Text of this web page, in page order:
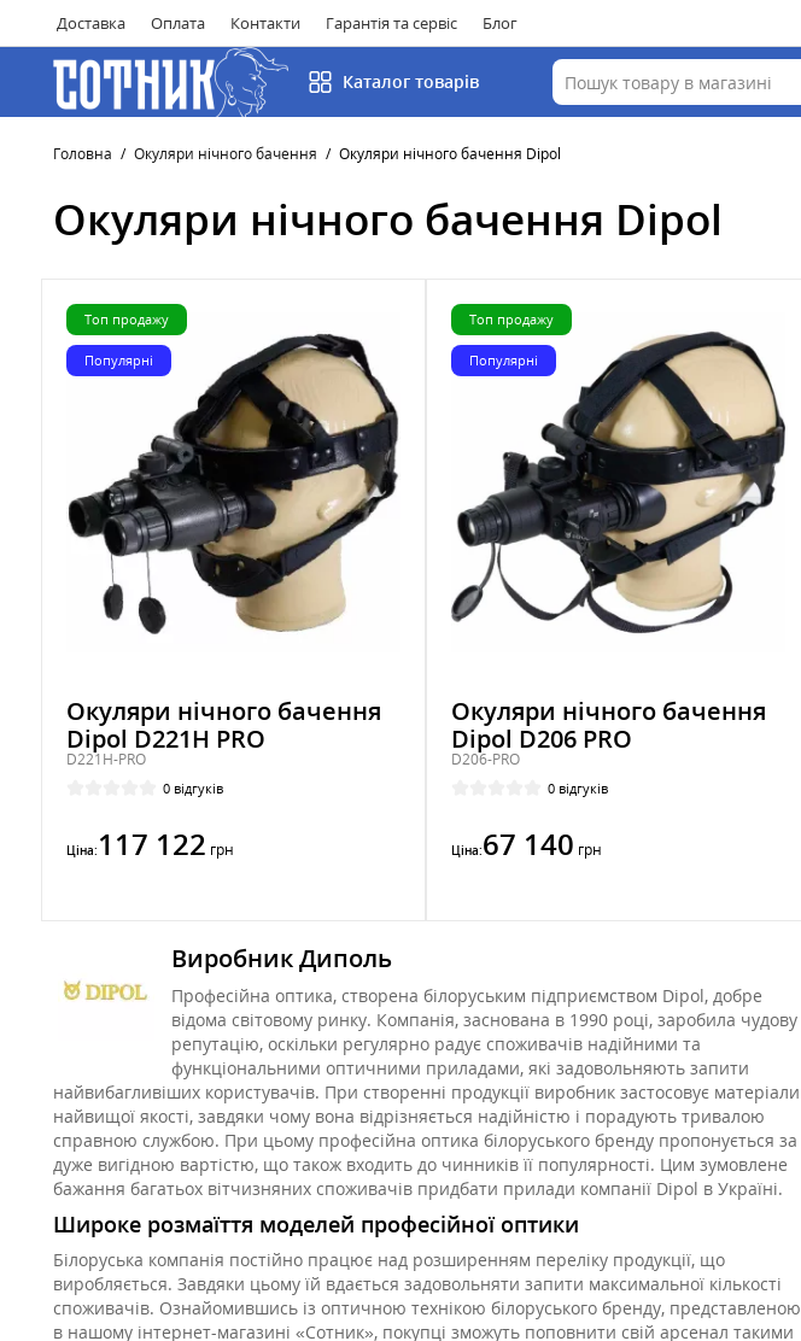
Доставка Оплата Контакти Гарантія та сервіс Блог
Каталог товарів
Головна Окуляри нічного бачення Окуляри нічного бачення Dipol
Окуляри нічного бачення Dipol
Топ продажу
Популярні
Окуляри нічного бачення
Dipol D221H PRO
D221H-PRO
0 відгуків
Ціна: 117 122 грн
Топ продажу
Популярні
Окуляри нічного бачення
Dipol D206 PRO
D206-PRO
0 відгуків
Ціна:67 140 грн
Виробник Диполь
Професійна оптика, створена білоруським підприємством Dipol, добре
відома світовому ринку. Компанія, заснована в 1990 році, заробила чудову
репутацію, оскільки регулярно радує споживачів надійними та
функціональними оптичними приладами, які задовольняють запити
найвибагливіших користувачів. При створенні продукції виробник застосовує матеріали
найвищої якості, завдяки чому вона відрізняється надійністю і порадують тривалою
справною службою. При цьому професійна оптика білоруського бренду пропонується за
дуже вигідною вартістю, що також входить до чинників її популярності. Цим зумовлене
бажання багатьох вітчизняних споживачів придбати прилади компанії Dipol в Україні.
Широке розмаїття моделей професійної оптики
Білоруська компанія постійно працює над розширенням переліку продукції, що
виробляється. Завдяки цьому їй вдається задовольняти запити максимальної кількості
споживачів. Ознайомившись із оптичною технікою білоруського бренду, представленою
в нашому інтернет-магазині «Сотник», покупці зможуть поповнити свій арсенал такими